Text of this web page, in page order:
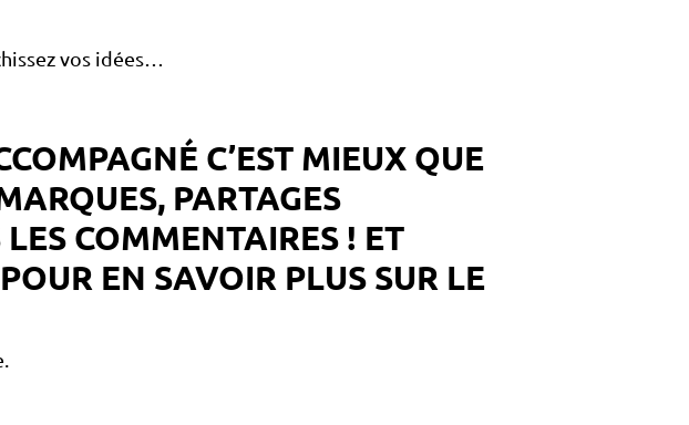
vos idées…
C’EST MIEUX QUE
PARTAGES
COMMENTAIRES ! ET
EN SAVOIR PLUS SUR LE